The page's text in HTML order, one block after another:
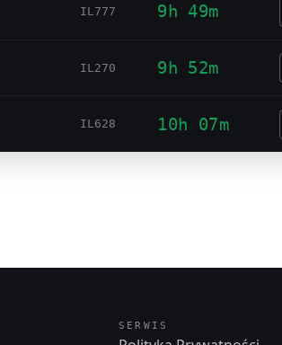
IL777 9h 49m
IL270 9h 52m
IL628 10h 07m
SERWIS